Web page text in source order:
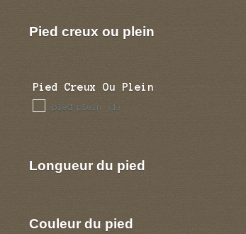
Pied creux ou plein
Pied Creux Ou Plein
pied plein (1)
Longueur du pied
Couleur du pied